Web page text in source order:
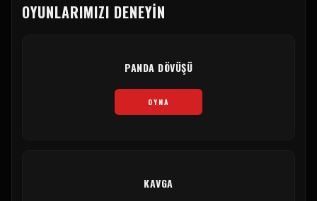
OYUNLARIMIZI DENEYIN
PANDA DÖVÜŞÜ
OYNA
KAVGA